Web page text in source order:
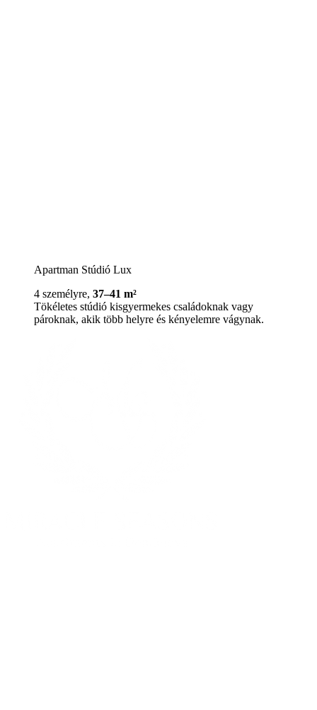
Apartman Stúdió Lux
4 személyre, 37–41 m²
Tökéletes stúdió kisgyermekes családoknak vagy
pároknak, akik több helyre és kényelemre vágynak.